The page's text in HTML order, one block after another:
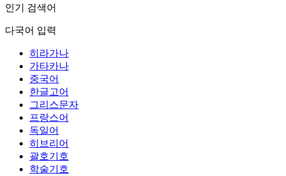
인기 검색어
다국어 입력
히라가나
가타카나
중국어
한글고어
그리스문자
프랑스어
독일어
히브리어
괄호기호
학술기호